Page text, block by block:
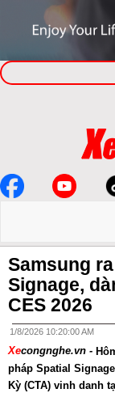
Samsung
Signage,
CES 2026
1/8/2026 10:20:00 AM
Xecongnghe.vn -
pháp Spatial
Kỳ (CTA) vinh danh